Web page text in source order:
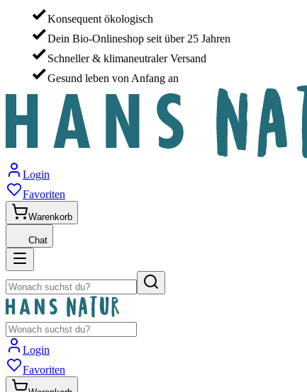
Konsequent ökologisch
Dein Bio-Onlineshop seit über 25 Jahren
Schneller & klimaneutraler Versand
Gesund leben von Anfang an
Login
Favoriten
Warenkorb
Chat
Login
Favoriten